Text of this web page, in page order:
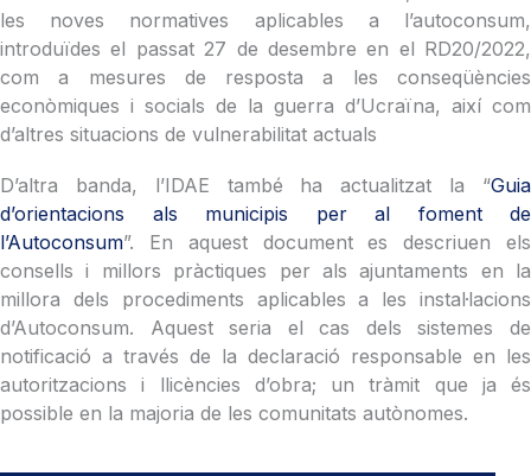
les noves normatives aplicables a l’autoconsum,
introduïdes el passat 27 de desembre en el RD20/2022,
com a mesures de resposta a les conseqüències
econòmiques i socials de la guerra d’Ucraïna, així com
d’altres situacions de vulnerabilitat actuals
D’altra banda, l’IDAE també ha actualitzat la “Guia
d’orientacions als municipis per al foment de
l’Autoconsum”. En aquest document es descriuen els
consells i millors pràctiques per als ajuntaments en la
millora dels procediments aplicables a les instal·lacions
d’Autoconsum. Aquest seria el cas dels sistemes de
notificació a través de la declaració responsable en les
autoritzacions i llicències d’obra; un tràmit que ja és
possible en la majoria de les comunitats autònomes.